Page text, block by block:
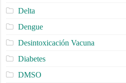
Delta
Dengue
Desintoxicación Vacuna
Diabetes
DMSO